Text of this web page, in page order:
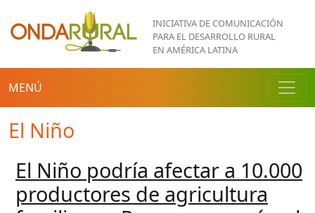
Pasar al contenido principal
INICIATIVA DE COMUNICACIÓN
PARA EL DESARROLLO RURAL
EN AMÉRICA LATINA
MENÚ
El Niño
El Niño podría afectar a 10.000
productores de agricultura